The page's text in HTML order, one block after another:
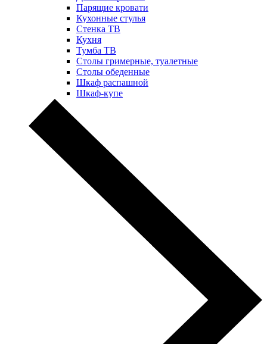
Парящие кровати
Кухонные стулья
Стенка ТВ
Кухня
Тумба ТВ
Столы гримерные, туалетные
Столы обеденные
Шкаф распашной
Шкаф-купе